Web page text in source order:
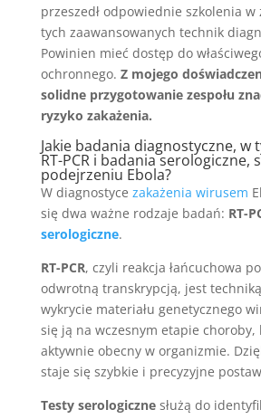
przeszedł odpowiednie szkolenia w
tych zaawansowanych technik
Powinien mieć dostęp do
ochronnego. Z mojego
solidne przygotowanie zespołu
ryzyko zakażenia.
Jakie badania diagnostyczne, w
RT-PCR i badania serologiczne,
podejrzeniu Ebola?
W diagnostyce zakażenia wirusem
się dwa ważne rodzaje badań: RT-
serologiczne.
RT-PCR, czyli reakcja łańcuchowa
odwrotną transkrypcją, jest
wykrycie materiału genetycznego
się ją na wczesnym etapie
aktywnie obecny w organizmie.
staje się szybkie i precyzyjne
Testy serologicznesłużą do